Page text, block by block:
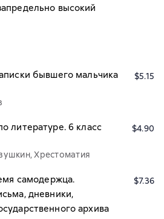
высокий
бывшего мальчика $5.15
литературе. 6 класс
Хрестоматия
$4.90
самодержца.
дневники,
архива
$7.36